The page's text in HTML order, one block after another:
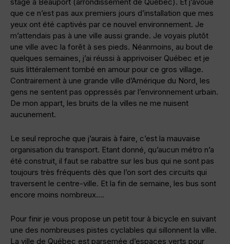
que ce n’est pas aux premiers jours d’installation que mes
yeux ont été captivés par ce nouvel environnement. Je
m’attendais pas à une ville aussi grande. Je voyais plutôt
une ville avec la forêt à ses pieds. Néanmoins, au bout de
quelques semaines, j’ai réussi à apprivoiser Québec et je
suis littéralement tombé en amour pour ce gros village.
Contrairement à une grande ville d’Amérique du Nord, les
gens ne sentent pas oppressés par l’environnement urbain.
De mon appart, les bruits de la villes ne me nuisent
aucunement.
Le seul reproche que j’aurais à faire, c’est la mauvaise
organisation du transport. Etant donné, qu’aucun métro n’a
été construit, il faut se rabattre sur les bus qui ne sont pas
toujours très fréquents dès que l’on sort des circuits qui
traversent le centre-ville. Et la fin de semaine, les bus sont
encore moins nombreux….
Pour finir je vous propose un petit tour à bicycle en suivant
une des nombreuses pistes cyclables qui sillonnent la ville.
La ville de Québec est parsemée d’espaces verts pour